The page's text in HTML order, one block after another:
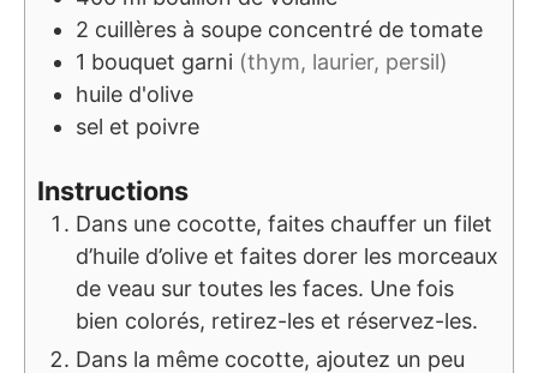
2 cuillères à soupe concentré de tomate
1 bouquet garni (thym, laurier, persil)
huile d'olive
sel et poivre
Instructions
Dans une cocotte, faites chauffer un filet
d’huile d’olive et faites dorer les morceaux
de veau sur toutes les faces. Une fois
bien colorés, retirez-les et réservez-les.
Dans la même cocotte, ajoutez un peu